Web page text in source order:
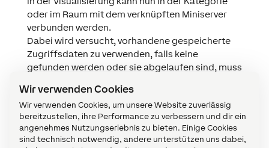
Wir verwenden Cookies
Wir verwenden Cookies, um unsere Website zuverlässig
bereitzustellen, ihre Performance zu verbessern und dir ein
angenehmes Nutzungserlebnis zu bieten. Einige Cookies
sind technisch notwendig, andere unterstützen uns dabei,
oder im Raum mit dem verknüpften Miniserver
verbunden werden.
Dabei wird versucht, vorhandene gespeicherte
Zugriffsdaten zu verwenden, falls keine
gefunden werden oder sie abgelaufen sind, muss
eingeben.